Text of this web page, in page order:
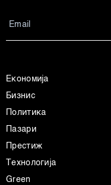
Економија
Бизнис
Политика
Пазари
Престиж
Технологија
Green